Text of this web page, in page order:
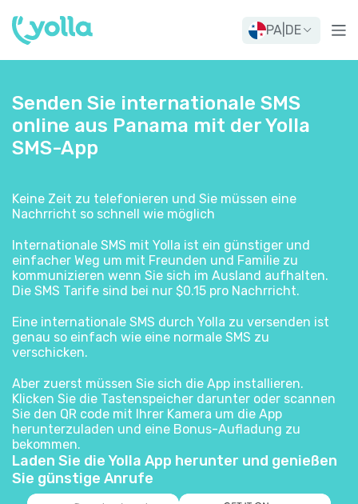
PA DE
Senden Sie internationale SMS
online aus Panama mit der Yolla
SMS-App
Laden Sie die Yolla App herunter und genießen
Sie günstige Anrufe
Keine Zeit zu telefonieren und Sie müssen eine
Nachrricht so schnell wie möglich
Internationale SMS mit Yolla ist ein günstiger und
einfacher Weg um mit Freunden und Familie zu
kommunizieren wenn Sie sich im Ausland aufhalten.
Die SMS Tarife sind bei nur $0.15 pro Nachrricht.
Eine internationale SMS durch Yolla zu versenden ist
genau so einfach wie eine normale SMS zu
verschicken.
Aber zuerst müssen Sie sich die App installieren.
Klicken Sie die Tastenspeicher darunter oder scannen
Sie den QR code mit Ihrer Kamera um die App
herunterzuladen und eine Bonus-Aufladung zu
bekommen.